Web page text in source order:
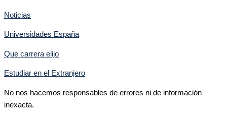
Noticias
Universidades España
Que carrera elijo
Estudiar en el Extranjero
No nos hacemos responsables de errores ni de información
inexacta.